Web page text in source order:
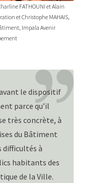
FATHOUNI et Alain
et Christophe MAHAIS,
Impala Avenir
le dispositif
parce qu’il
très concrète, à
du Bâtiment
difficultés à
habitants des
de la Ville.